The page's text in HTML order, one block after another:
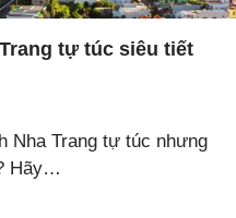
tự túc siêu tiết
Nha Trang tự túc nhưng
Hãy…